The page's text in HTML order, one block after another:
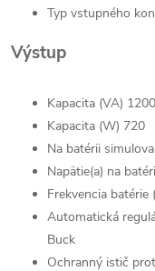
Typ vstupného
Výstup
Kapacita (VA) 1200
Kapacita (W) 720
Na batérii
Napätie(a) na
Frekvencia
Automatická
Buck
Ochranný istič